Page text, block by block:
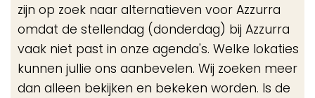
zijn op zoek naar alternatieven voor Azzurra
omdat de stellendag (donderdag) bij Azzurra
vaak niet past in onze agenda's. Welke lokaties
kunnen jullie ons aanbevelen. Wij zoeken meer
dan alleen bekijken en bekeken worden. Is de